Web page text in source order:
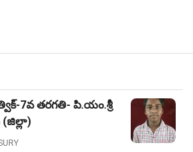
7వ తరగతి- పి.యం.శ్రీ